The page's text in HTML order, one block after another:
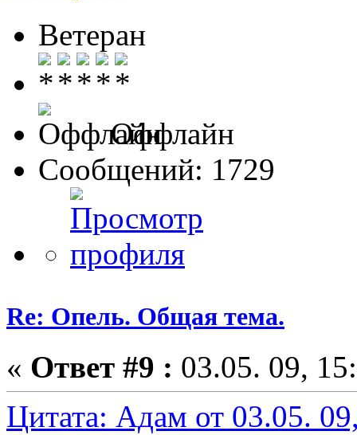
Ветеран
Оффлайн
Сообщений: 1729
Re: Опель. Общая тема.
« Ответ #9 : 03.05. 09,
Цитата: Адам от 03.05.